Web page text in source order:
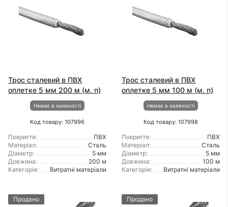
Трос сталевий в ПВХ
оплетке 5 мм 200 м (м. п)
Немає в наявності
Код товару: 107996
Покриття:
ПВХ
Матеріал:
Сталь
Діаметр:
5 мм
Довжина:
200 м
Категорія:
Витратні матеріали
Трос сталевий в ПВХ
оплетке 5 мм 100 м (м. п)
Немає в наявності
Код товару: 107998
Покриття:
ПВХ
Матеріал:
Сталь
Діаметр:
5 мм
Довжина:
100 м
Категорія:
Витратні матеріали
Продано Продано